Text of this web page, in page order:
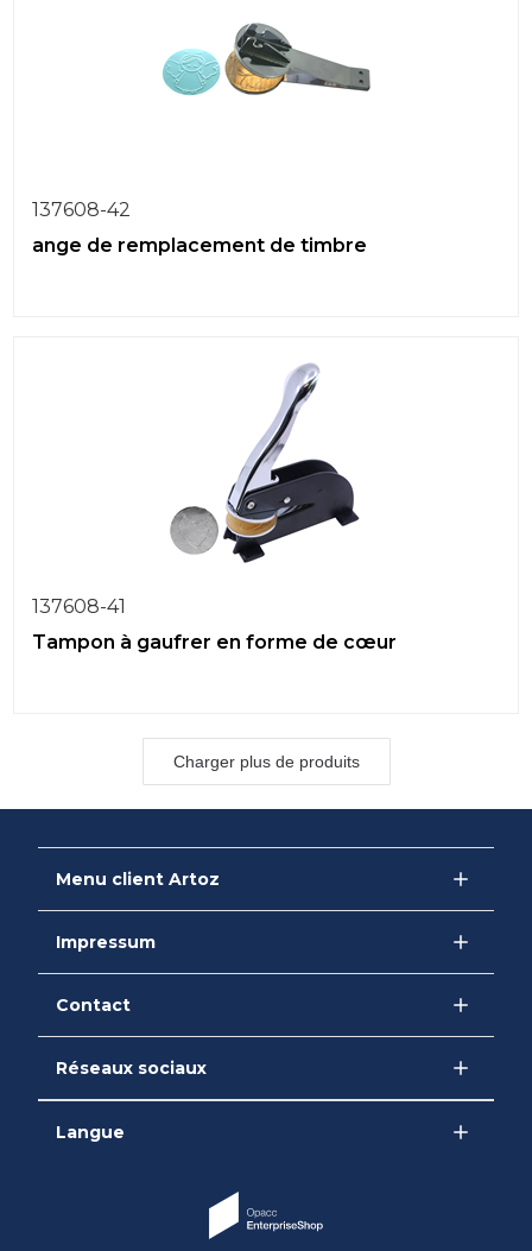
137608-42
ange de remplacement de timbre
137608-41
Tampon à gaufrer en forme de cœur
Charger plus de produits
Contact
Réseaux sociaux
Menu client Artoz
Impressum
Langue